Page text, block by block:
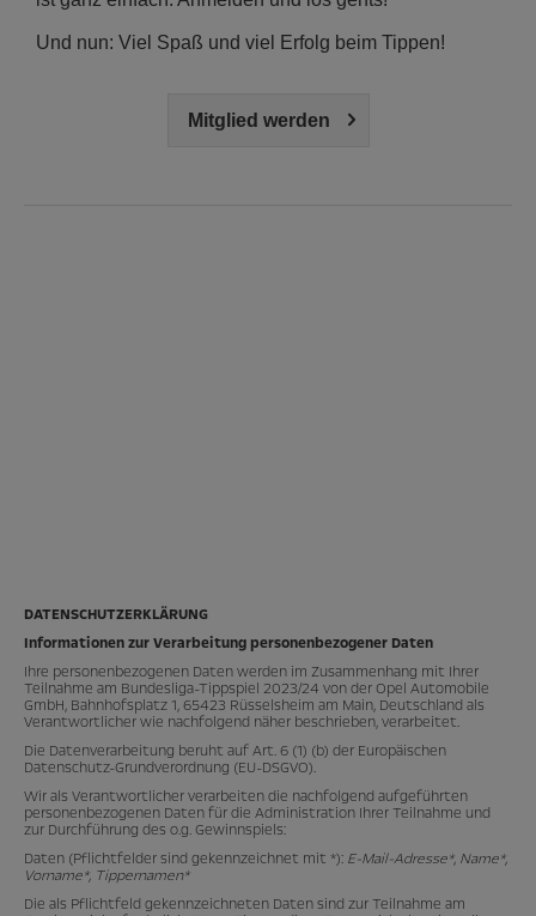
DATENSCHUTZERKLÄRUNG
Informationen zur Verarbeitung personenbezogener Daten
Ihre personenbezogenen Daten werden im Zusammenhang mit Ihrer
Teilnahme am Bundesliga-Tippspiel 2023/24 von der Opel Automobile
GmbH, Bahnhofsplatz 1, 65423 Rüsselsheim am Main, Deutschland als
Verantwortlicher wie nachfolgend näher beschrieben, verarbeitet.
Die Datenverarbeitung beruht auf Art. 6 (1) (b) der Europäischen
Datenschutz-Grundverordnung (EU-DSGVO).
Wir als Verantwortlicher verarbeiten die nachfolgend aufgeführten
personenbezogenen Daten für die Administration Ihrer Teilnahme und
zur Durchführung des o.g. Gewinnspiels:
Daten (Pflichtfelder sind gekennzeichnet mit *): E-Mail-Adresse*, Name*,
Vorname*, Tippernamen*
Die als Pflichtfeld gekennzeichneten Daten sind zur Teilnahme am